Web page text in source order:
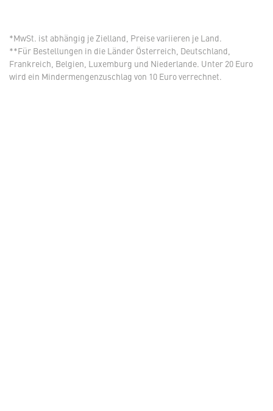
*MwSt. ist abhängig je Zielland, Preise variieren je Land.
**Für Bestellungen in die Länder Österreich, Deutschland,
Frankreich, Belgien, Luxemburg und Niederlande. Unter 20 Euro
wird ein Mindermengenzuschlag von 10 Euro verrechnet.